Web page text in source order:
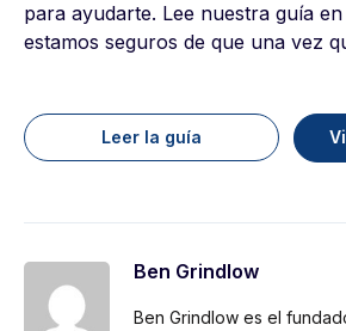
para ayudarte. Lee nuestra guía
estamos seguros de que una vez
Leer la guía
Ben Grindlow
Ben Grindlow es el